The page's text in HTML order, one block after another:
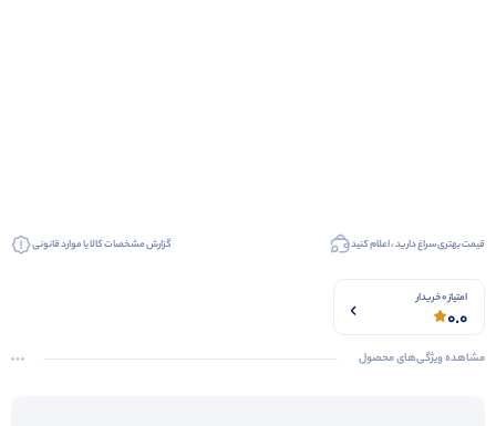
قیمت بهتری سراغ دارید ، اعلام کنید گزارش مشخصات کالا یا موارد قانونی
امتیاز 0 خریدار
0.0
مشاهده ویژگی‌های محصول